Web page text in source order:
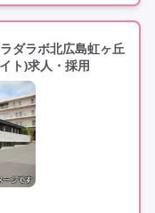
ダラボ北広島虹ヶ丘
ト)求人・採用